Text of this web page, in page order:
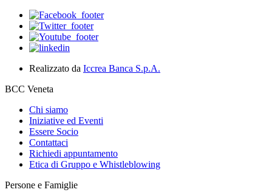
Realizzato da Iccrea Banca S.p.A.
BCC Veneta
Chi siamo
Iniziative ed Eventi
Essere Socio
Contattaci
Richiedi appuntamento
Etica di Gruppo e Whistleblowing
Persone e Famiglie